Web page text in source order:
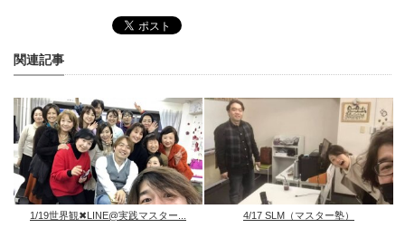
関連記事
1/19世界観✖︎LINE@実践マスター... 4/17 SLM（マスター塾）